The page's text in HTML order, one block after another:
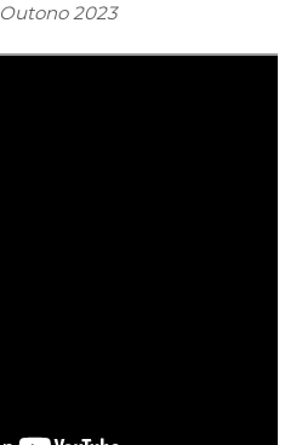
Outono 2023